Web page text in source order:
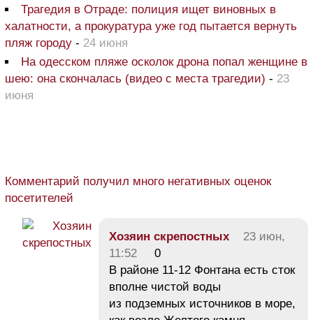
Трагедия в Отраде: полиция ищет виновных в
халатности, а прокуратура уже год пытается вернуть
пляж городу - 24 июня
На одесском пляже осколок дрона попал женщине в
шею: она скончалась (видео с места трагедии) - 23
июня
Комментарий получил много негативных оценок
посетителей
Хозяин скрепостных
23 июн,
11:52
0
В районе 11-12 Фонтана есть сток
вполне чистой воды
из подземных источников в море,